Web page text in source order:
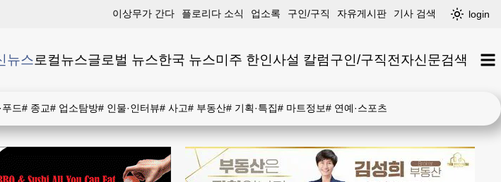
이상무가 간다 플로리다 소식 업소록 구인/구직 자유게시판 기사 검색 login
뉴스로컬뉴스글로벌 뉴스한국 뉴스미주 한인사설 칼럼구인/구직전자신문검색
푸드# 종교# 업소탐방# 인물·인터뷰# 사고# 부동산# 기획·특집# 마트정보# 연예·스포츠